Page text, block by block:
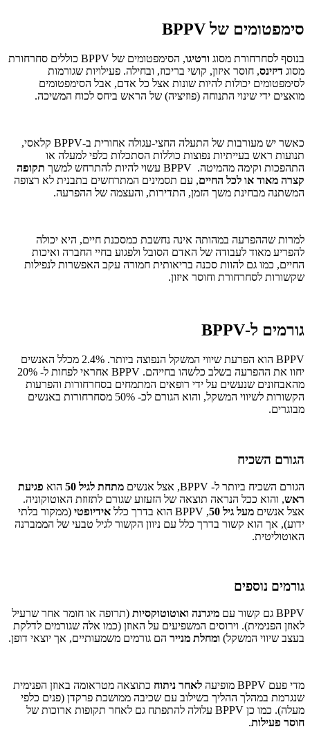
סימפטומים של BPPV
בנוסף לסחרחורת מסוג ורטיגו
, הסימפטומים של BPPV כוללים סחרחורת
מסוג דיזינס, חוסר איזון, קושי בריכוז, ובחילה. פעילויות שגורמות
לסימפטומים יכולות להיות שונות אצל כל אדם, אבל הסימפטומים
מואצים ידי שינוי התנוחה (פוזיציה) של הראש ביחס לכוח המשיכה.
כאשר יש מעורבות של התעלה החצי-עגולה אחורית ב-BPPV קלאסי,
תנועות ראש בעייתיות נפוצות כוללות הסתכלות כלפי למעלה או
התהפכות וקימה מהמיטה. BPPV עשוי להיות להתרחש למשך
תקופה
קצרה מאוד או לכל החיים, עם תסמינים המתרחשים בתבנית לא רצופה
המשתנה מבחינת משך הזמן, התדירות, והעצמה של ההפרעה.
למרות שההפרעה במהותה אינה נחשבת כמסכנת חיים, היא יכולה
להפריע מאוד לעבודה של האדם הסובל ולפגוע בחיי החברה ואיכות
החיים, כמו גם להוות סכנה בריאותית חמורה עקב האפשרות לנפילות
שקשורות לסחרחורת וחוסר איזון.
גורמים ל-BPPV
BPPV הוא הפרעת שיווי המשקל הנפוצה ביותר. 2.4% מכלל האנשים
יחוו את ההפרעה בשלב כלשהו בחייהם. BPPV אחראי לפחות ל- 20%
מהאבחונים שנעשים על ידי רופאים המתמחים בסחרחורות והפרעות
הקשורות לשיווי המשקל, והוא הגורם לכ- 50% מסחרחורות באנשים
מבוגרים.
הגורם השכיח
הגורם השכיח ביותר ל- BPPV, אצל אנשים מתחת לגיל 50 הוא פגיעת
ראש, והוא ככל הנראה תוצאה של הזעזוע שגורם לתזוזת האוטוקוניה.
אצל אנשים מעל גיל 50 , BPPV הוא בדרך כלל אידיופטי (ממקור בלתי
ידוע), אך הוא קשור בדרך כלל עם ניוון הקשור לגיל טבעי של הממברנה
האוטוליטית.
גורמים נוספים
BPPV גם קשור עם מיגרנה ואוטוטוקסיות (תרופה או חומר אחר שרעיל
לאוזן הפנימית). וירוסים המשפיעים על האוזן (כמו אלה שגורמים לדלקת
בעצב שיווי המשקל) ומחלת מנייר הם גורמים משמעותיים, אך יוצאי דופן.
מדי פעם BPPV מופיעה לאחר ניתוח כתוצאה מטראומה באוזן הפנימית
שנגרמת במהלך ההליך בשילוב עם שכיבה ממושכת פרקדן (פנים כלפי
מעלה). כמו כן BPPV עלולה להתפתח גם לאחר תקופות ארוכות של
חוסר פעילות.